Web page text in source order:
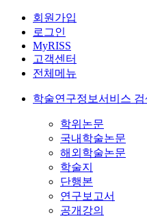
회원가입
로그인
MyRISS
고객센터
전체메뉴
학술연구정보서비스 검
학위논문
국내학술논문
해외학술논문
학술지
단행본
연구보고서
공개강의